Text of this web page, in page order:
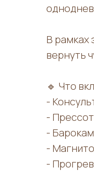
В рамках
вернуть
🔹 Что
-
-
-
-
-